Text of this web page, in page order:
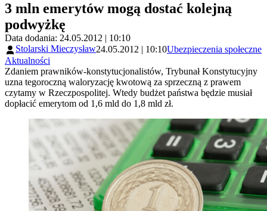
3 mln emerytów mogą dostać kolejną
podwyżkę
Data dodania: 24.05.2012 | 10:10
Stolarski Mieczysław24.05.2012 | 10:10Ubezpieczenia społeczne
Aktualności
Zdaniem prawników-konstytucjonalistów, Trybunał Konstytucyjny
uzna tegoroczną waloryzację kwotową za sprzeczną z prawem
czytamy w Rzeczpospolitej. Wtedy budżet państwa będzie musiał
dopłacić emerytom od 1,6 mld do 1,8 mld zł.